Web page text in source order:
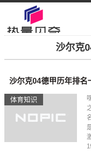
沙尔克
体育知识
沙尔克04德甲历年排名